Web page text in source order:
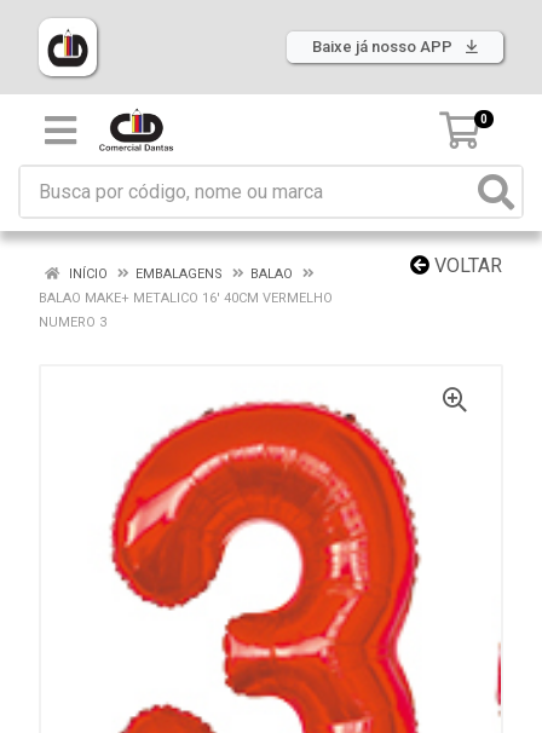
Baixe já nosso APP
0
VOLTAR
INÍCIO EMBALAGENS
BALAO
BALAO MAKE+ METALICO 16' 40CM VERMELHO
NUMERO 3